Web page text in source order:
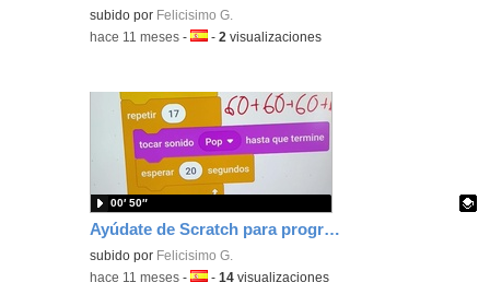
Contenido educativo.
subido por Felicisimo G.
-hace 11 meses -Idioma:
-2 visualizaciones
Ayúdate de Scratch para programar un aviso sonoro cada 20 segundos para cambiar de pregunta
Contenido educativo.
subido por Felicisimo G.
00′ 50″
-hace 11 meses -Idioma:
-14 visualizaciones